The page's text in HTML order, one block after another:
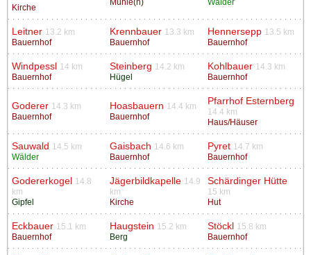
Kirche
Mühle(n)
Wälder
Leitner 13.2 km
Bauernhof
Krennbauer 13.3 km
Bauernhof
Hennersepp 13.5 km
Bauernhof
Windpessl
14 km
Bauernhof
Steinberg 14.2 km
Hügel
Kohlbauer 14.3 km
Bauernhof
Goderer 14.3 km
Bauernhof
Hoasbauern 14.4 km
Bauernhof
Pfarrhof Esternberg
14.4 km
Haus/Häuser
Sauwald 14.5 km
Wälder
Gaisbach 14.6 km
Bauernhof
Pyret 14.7 km
Bauernhof
Godererkogel
14.8
km
Gipfel
Jägerbildkapelle 14.9
km
Kirche
Schärdinger Hütte
15 km
Hut
Eckbauer 15.1 km
Bauernhof
Haugstein 15.2 km
Berg
Stöckl
15.8 km
Bauernhof